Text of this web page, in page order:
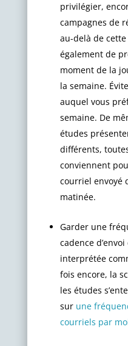
privilégier,
campagnes de
au-delà de
également de
moment de la
la semaine.
auquel vous
semaine. De
études
différents,
conviennent
courriel envoyé
matinée.
Garder une
cadence
interprétée
fois encore, la
les études
sur une
courriels par